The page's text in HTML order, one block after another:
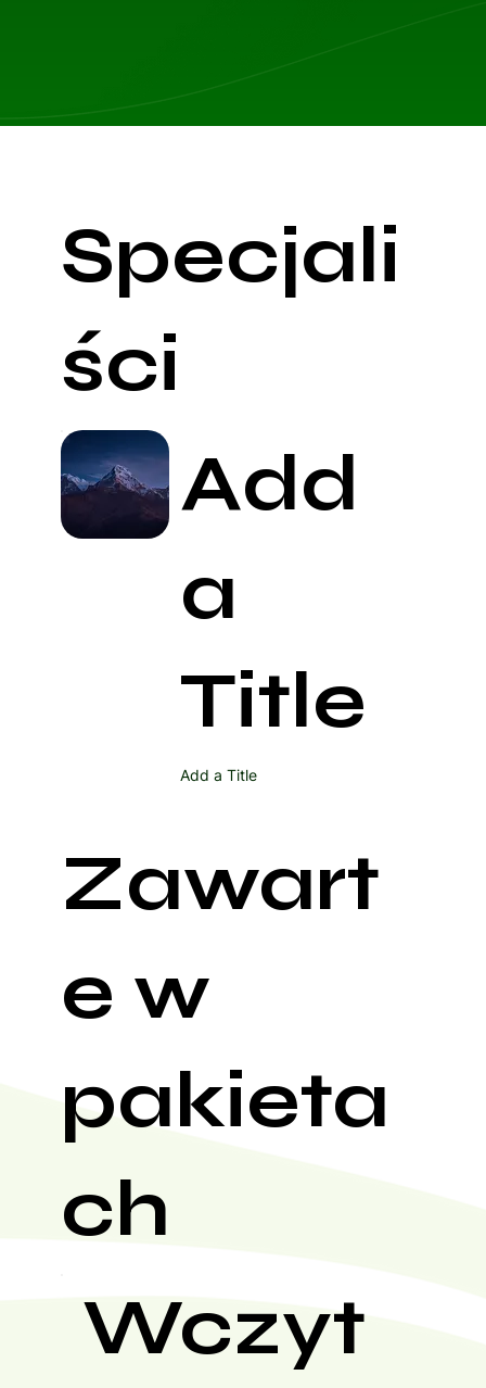
Specjali
ści
Add
a
Title
Add a Title
Zawart
e w
pakieta
ch
Wczyt